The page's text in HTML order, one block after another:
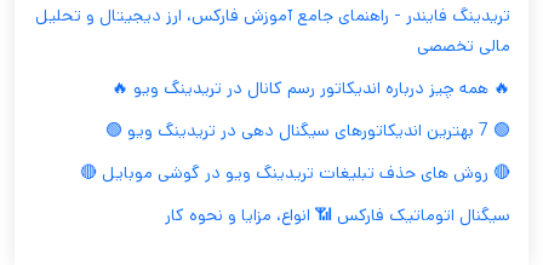
تریدینگ فایندر - راهنمای جامع آموزش فارکس، ارز دیجیتال و تحلیل
مالی تخصصی
🔥 همه چیز درباره اندیکاتور رسم کانال در تریدینگ ویو 🔥
🟢 7 بهترین اندیکاتورهای سیگنال دهی در تریدینگ ویو 🟢
🔴 روش های حذف تبلیغات تریدینگ ویو در گوشی موبایل 🔴
سیگنال اتوماتیک فارکس 📶 انواع، مزایا و نحوه کار